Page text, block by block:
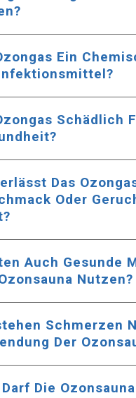
Ein
Schädlich
Das
Oder
Auch Gesunde
Nutzen?
Schmerzen
Der
Die